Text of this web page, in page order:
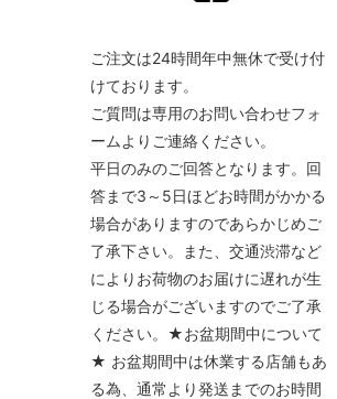
ご注文は24時間年中無休で受け付
けております。
ご質問は専用のお問い合わせフォ
ームよりご連絡ください。
平日のみのご回答となります。回
答まで3～5日ほどお時間がかかる
場合がありますのであらかじめご
了承下さい。また、交通渋滞など
によりお荷物のお届けに遅れが生
じる場合がございますのでご了承
ください。★お盆期間中について
★ お盆期間中は休業する店舗もあ
る為、通常より発送までのお時間